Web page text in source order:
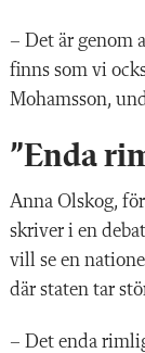
– Det är genom
finns som vi
Mohamsson,
”Enda
Anna Olskog,
skriver i en
vill se en
där staten tar
– Det enda